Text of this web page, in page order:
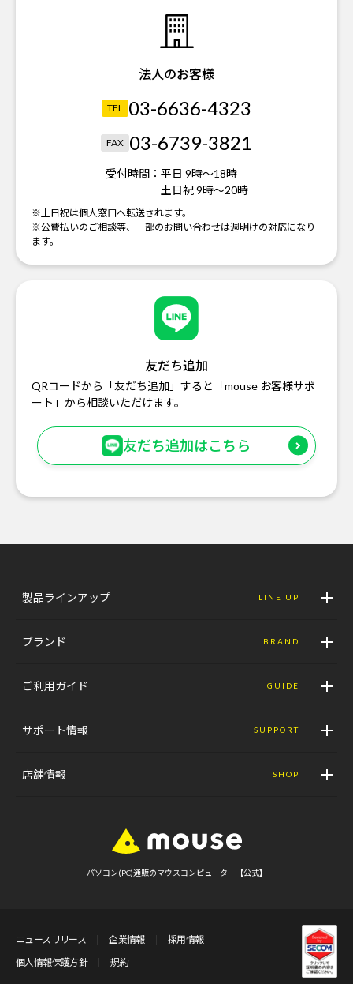
法人のお客様
TEL 03-6636-4323
FAX 03-6739-3821
受付時間： 平日 9時～18時
土日祝 9時～20時
※土日祝は個人窓口へ転送されます。
※公費払いのご相談等、一部のお問い合わせは週明けの対応になり
ます。
友だち追加
QRコードから「友だち追加」すると「mouse お客様サポ
ート」から相談いただけます。
友だち追加はこちら
製品ラインアップ LINE UP
ブランド BRAND
ご利用ガイド GUIDE
サポート情報 SUPPORT
店舗情報 SHOP
パソコン(PC)通販のマウスコンピューター【公式】
ニュースリリース 企業情報
採用情報
個人情報保護方針
規約